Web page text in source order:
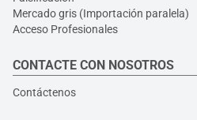
Mercado gris (Importación paralela)
Acceso Profesionales
CONTACTE CON NOSOTROS
Contáctenos